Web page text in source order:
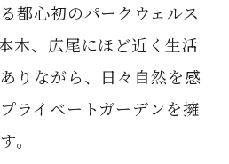
都心初のパークウェルス
木、広尾にほど近く生活
りながら、日々自然を感
ライベートガーデンを擁
。